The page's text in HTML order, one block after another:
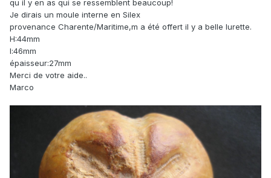
qu il y en as qui se ressemblent beaucoup!
Je dirais un moule interne en Silex
provenance Charente/Maritime,m a été offert il y a belle lurette.
H:44mm
l:46mm
épaisseur:27mm
Merci de votre aide..
Marco